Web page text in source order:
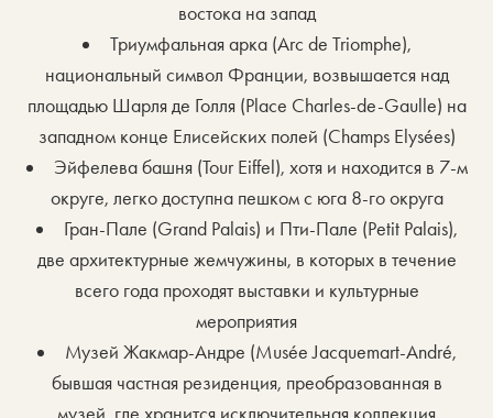
востока на запад
Триумфальная арка (Arc de Triomphe),
национальный символ Франции, возвышается над
площадью Шарля де Голля (Place Charles-de-Gaulle) на
западном конце Елисейских полей (Champs Elysées)
Эйфелева башня (Tour Eiffel), хотя и находится в 7-м
округе, легко доступна пешком с юга 8-го округа
Гран-Пале (Grand Palais) и Пти-Пале (Petit Palais),
две архитектурные жемчужины, в которых в течение
всего года проходят выставки и культурные
мероприятия
Музей Жакмар-Андре (Musée Jacquemart-André,
бывшая частная резиденция, преобразованная в